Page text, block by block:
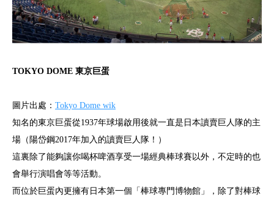
TOKYO DOME 東京巨蛋
圖片出處： Tokyo Dome wik
知名的東京巨蛋從1937年球場啟用後就一直是日本讀賣巨人隊的主
場（陽岱鋼2017年加入的讀賣巨人隊！）
這裏除了能夠讓你喝杯啤酒享受一場經典棒球賽以外，不定時的也
會舉行演唱會等等活動。
而位於巨蛋內更擁有日本第一個「棒球專門博物館」，除了對棒球